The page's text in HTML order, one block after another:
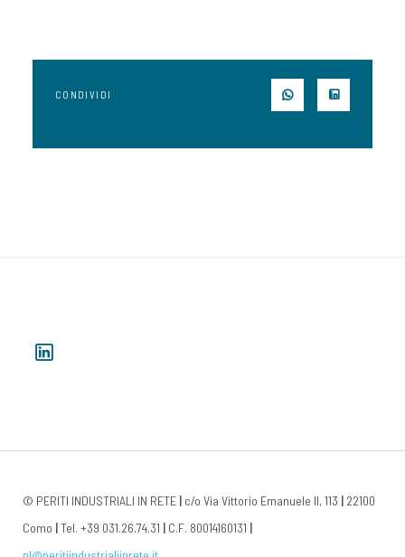
CONDIVIDI SU WHATSAPP
© PERITI INDUSTRIALI IN RETE | c/o Via Vittorio Emanuele II, 113 | 22100
Como |Tel. +39 031.26.74.31 | C.F. 80014160131 |